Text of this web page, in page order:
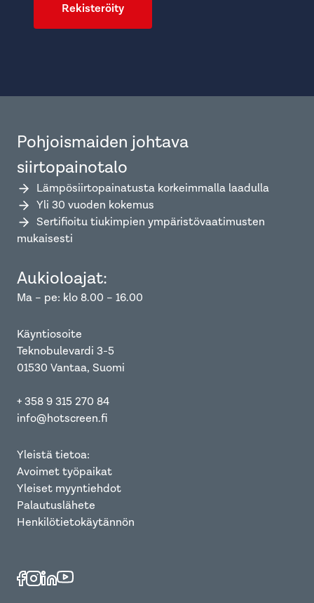
Rekisteröity
Pohjoismaiden johtava
siirtopainotalo
Lämpösiirtopainatusta korkeimmalla laadulla
Yli 30 vuoden kokemus
Sertifioitu tiukimpien ympäristövaatimusten
mukaisesti
Aukioloajat:
Ma – pe: klo 8.00 – 16.00
Käyntiosoite
Teknobulevardi 3-5
01530 Vantaa, Suomi
+ 358 9 315 270 84
info@hotscreen.fi
Yleistä tietoa:
Avoimet työpaikat
Yleiset myyntiehdot
Palautuslähete
Henkilötietokäytännön